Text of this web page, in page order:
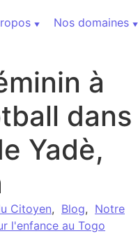
Nos domaines
à
dans
Yadè,
Citoyen, Blog, Notre
l'enfance au Togo